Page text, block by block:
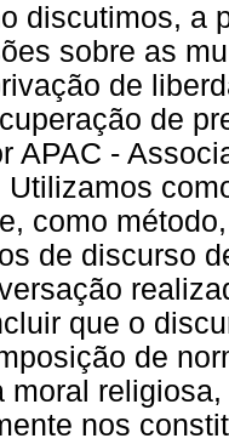
discutimos, a
sobre as
de
de
APAC -
Utilizamos
como
de discurso
que o
de
moral
nos